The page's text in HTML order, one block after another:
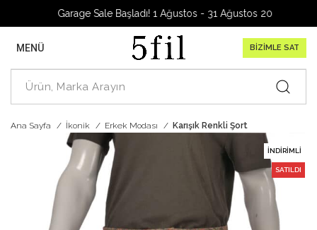
Garage Sale Başladı! 1 Ağustos - 31 Ağustos 2026
MENÜ BİZİMLE SAT
Ana Sayfa İkonik Erkek Modası Karışık Renkli Şort
İNDIRIMLI
SATILDI